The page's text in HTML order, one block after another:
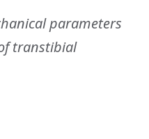
parameters
transtibial